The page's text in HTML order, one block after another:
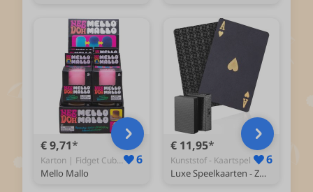
€ 9,71
Karton | Fidget Cube Mello Mallo - Fidget 6
Mello Mallo
€ 11,95
Kunststof - Kaartspel 6
Luxe Speelkaarten - Zwart Kaartspel - 100% Plastic & Waterdicht Kaarten - Spelkaarten Pokerkaarten - Playing Cards voor Poker of Drankspel Volwassenen